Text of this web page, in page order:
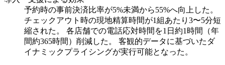
予約時の事前決済比率が5%未満から55%へ向上した。
チェックアウト時の現地精算時間が1組あたり3〜5分短
縮された。 各店舗での電話応対時間を1日約1時間（年
間約365時間）削減した。 客観的データに基づいたダ
イナミックプライシングが実行可能となった。